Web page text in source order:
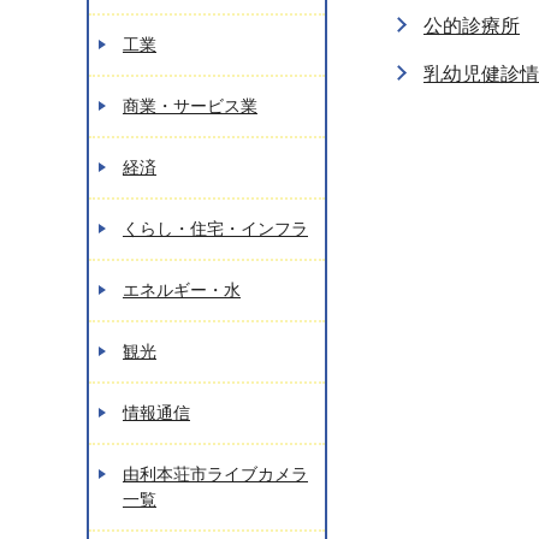
公的診療所
乳幼児健診
工業
商業・サービス業
経済
くらし・住宅・インフラ
エネルギー・水
観光
情報通信
由利本荘市ライブカメラ
一覧